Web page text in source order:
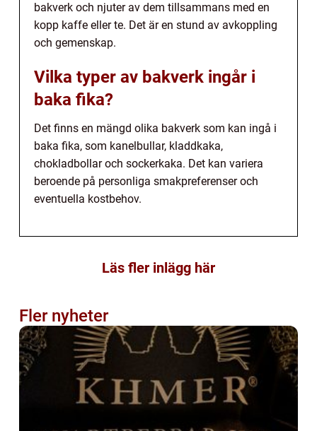
bakverk och njuter av dem tillsammans med en
kopp kaffe eller te. Det är en stund av avkoppling
och gemenskap.
Vilka typer av bakverk ingår i
baka fika?
Det finns en mängd olika bakverk som kan ingå i
baka fika, som kanelbullar, kladdkaka,
chokladbollar och sockerkaka. Det kan variera
beroende på personliga smakpreferenser och
eventuella kostbehov.
Läs fler inlägg här
Fler nyheter